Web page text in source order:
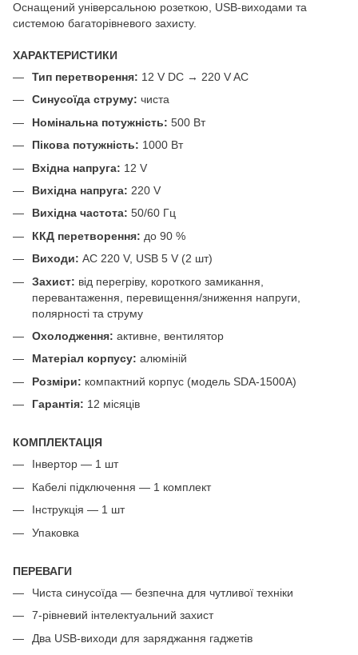
Оснащений універсальною розеткою, USB-виходами та
системою багаторівневого захисту.
ХАРАКТЕРИСТИКИ
Тип перетворення: 12 V DC → 220 V AC
Синусоїда струму: чиста
Номінальна потужність: 500 Вт
Пікова потужність: 1000 Вт
Вхідна напруга: 12 V
Вихідна напруга: 220 V
Вихідна частота: 50/60 Гц
ККД перетворення: до 90 %
Виходи: AC 220 V, USB 5 V (2 шт)
Захист: від перегріву, короткого замикання,
перевантаження, перевищення/зниження напруги,
полярності та струму
Охолодження: активне, вентилятор
Матеріал корпусу: алюміній
Розміри: компактний корпус (модель SDA-1500A)
Гарантія: 12 місяців
КОМПЛЕКТАЦІЯ
Інвертор — 1 шт
Кабелі підключення — 1 комплект
Інструкція — 1 шт
Упаковка
ПЕРЕВАГИ
Чиста синусоїда — безпечна для чутливої техніки
7-рівневий інтелектуальний захист
Два USB-виходи для заряджання гаджетів